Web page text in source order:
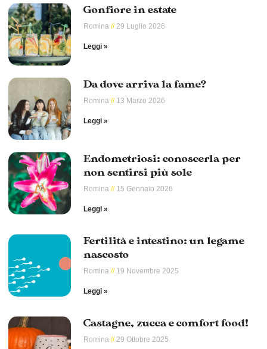
Gonfiore in estate
Romina 29 Luglio 2026
Leggi »
Da dove arriva la fame?
Romina 13 Marzo 2026
Leggi »
Endometriosi: conoscerla per
non sentirsi più sole
Romina 15 Gennaio 2026
Leggi »
Fertilità e intestino: un legame
nascosto
Romina 19 Novembre 2025
Leggi »
Castagne, zucca e comfort food!
Romina 29 Ottobre 2025